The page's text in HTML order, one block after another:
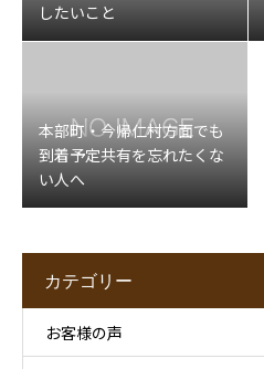
したいこと
本部町・今帰仁村方面でも
到着予定共有を忘れたくな
い人へ
カテゴリー
お客様の声